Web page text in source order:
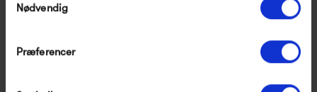
Nødvendig
Præferencer